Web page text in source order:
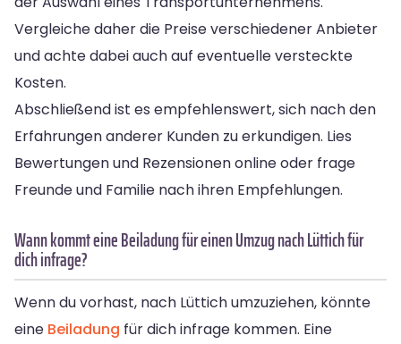
Vergleiche daher die Preise verschiedener Anbieter
und achte dabei auch auf eventuelle versteckte
Kosten.
Abschließend ist es empfehlenswert, sich nach den
Erfahrungen anderer Kunden zu erkundigen. Lies
Bewertungen und Rezensionen online oder frage
Freunde und Familie nach ihren Empfehlungen.
Wann kommt eine Beiladung für einen Umzug nach Lüttich für
dich infrage?
Wenn du vorhast, nach Lüttich umzuziehen, könnte
eine Beiladung für dich infrage kommen. Eine